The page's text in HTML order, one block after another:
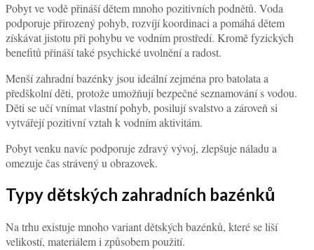
Pobyt ve vodě přináší dětem mnoho pozitivních podnětů. Voda
podporuje přirozený pohyb, rozvíjí koordinaci a pomáhá dětem
získávat jistotu při pohybu ve vodním prostředí. Kromě fyzických
benefitů přináší také psychické uvolnění a radost.
Menší zahradní bazénky jsou ideální zejména pro batolata a
předškolní děti, protože umožňují bezpečné seznamování s vodou.
Děti se učí vnímat vlastní pohyb, posilují svalstvo a zároveň si
vytvářejí pozitivní vztah k vodním aktivitám.
Pobyt venku navíc podporuje zdravý vývoj, zlepšuje náladu a
omezuje čas strávený u obrazovek.
Typy dětských zahradních bazénků
Na trhu existuje mnoho variant dětských bazénků, které se liší
velikostí, materiálem i způsobem použití.